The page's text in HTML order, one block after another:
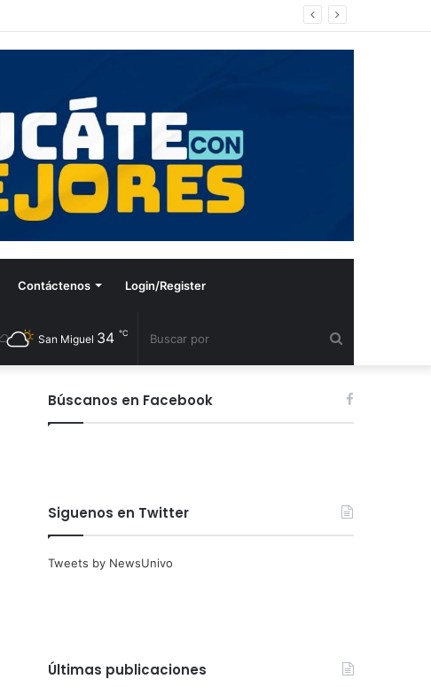
Contáctenos Login/Register
por
San Miguel 34 ℃
Búscanos en Facebook
Siguenos en Twitter
Tweets by NewsUnivo
Últimas publicaciones